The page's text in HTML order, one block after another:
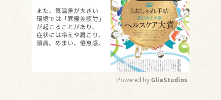
Powered by GliaStudios